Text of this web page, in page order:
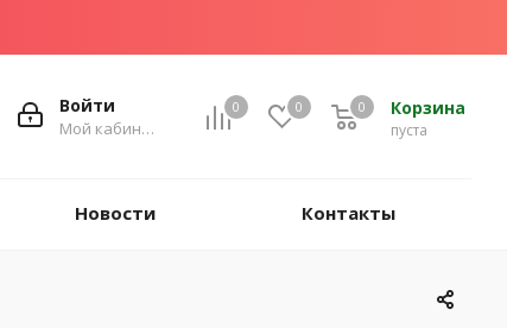
0 0 Корзина
пуста
0
Войти
Мой кабинет
Новости Контакты